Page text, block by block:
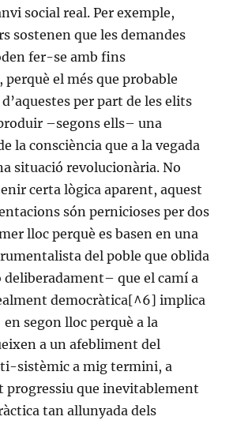
social real. Per exemple,
sostenen que les demandes
fer-se amb fins
el més que probable
per part de les elits
–segons ells– una
la consciència que a la vegada
situació revolucionària. No
certa lògica aparent, aquest
són pernicioses per dos
lloc perquè es basen en una
del poble que oblida
deliberadament– que el camí a
democràtica[^6] implica
segon lloc perquè a la
a un afebliment del
sistèmic a mig termini, a
progressiu que inevitablement
tan allunyada dels